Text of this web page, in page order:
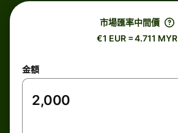
市場匯率中間價
€1 EUR = 4.711 MYR
金額